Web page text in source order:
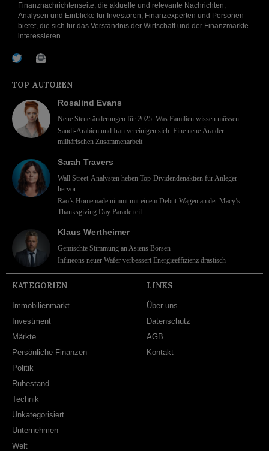
Finanznachrichtenseite, die aktuelle und relevante Nachrichten,
Analysen und Einblicke für Investoren, Finanzexperten und Personen
bietet, die sich für das Verständnis der Wirtschaft und der Finanzmärkte
interessieren.
TOP-AUTOREN
Rosalind Evans
Neue Steueränderungen für 2025: Was Familien wissen müssen
Saudi-Arabien und Iran vereinigen sich: Eine neue Ära der
militärischen Zusammenarbeit
Sarah Travers
Wall Street-Analysten heben Top-Dividendenaktien für Anleger
hervor
Rao’s Homemade nimmt mit einem Debüt-Wagen an der Macy’s
Thanksgiving Day Parade teil
Klaus Wertheimer
Gemischte Stimmung an Asiens Börsen
Infineons neuer Wafer verbessert Energieeffizienz drastisch
KATEGORIEN
Immobilienmarkt
Investment
Märkte
Persönliche Finanzen
Politik
Ruhestand
Technik
Unkategorisiert
Unternehmen
Welt
LINKS
Über uns
Datenschutz
AGB
Kontakt